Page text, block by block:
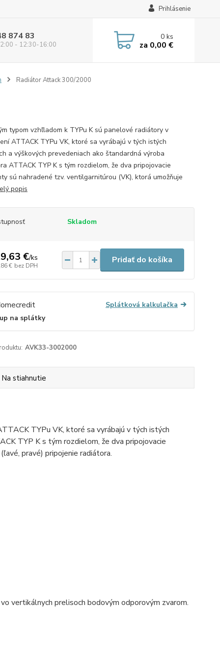
Prihlásenie
874 83
- 12:30-16:00
0ks
za 0,00 €
Radiátor Attack 300/2000
typom vzhľladom k TYPu K sú panelové radiátory v
ATTACK TYPu VK, ktoré sa vyrábajú v tých istých
a výškových prevedeniach ako štandardná výroba
ATTACK TYP K s tým rozdielom, že dva pripojovacie
sú nahradené tzv. ventilgarnitúrou (VK), ktorá umožňuje
popis
Skladom
€/ks
€ bez DPH
Pridať do košíka
Splátková kalkulačka
na splátky
AVK33-3002000
Na stiahnutie
TYPu VK, ktoré sa vyrábajú v tých istých
TYP K s tým rozdielom, že dva pripojovacie
pravé) pripojenie radiátora.
vertikálnych prelisoch bodovým odporovým zvarom.